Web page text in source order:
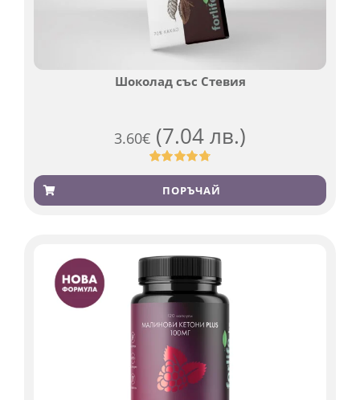
Шоколад със Стевия
3.60€ (7.04 лв.)
Оценен
4.79 от 5,
базирано
185
ПОРЪЧАЙ